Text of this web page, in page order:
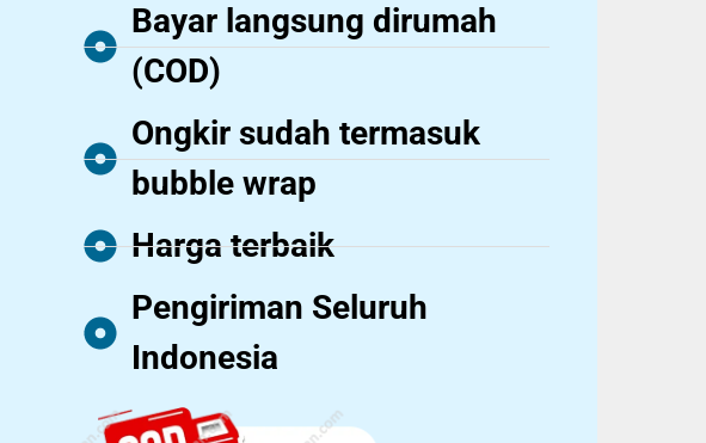
Bayar langsung dirumah
(COD)
Ongkir sudah termasuk
bubble wrap
Harga terbaik
Pengiriman Seluruh
Indonesia